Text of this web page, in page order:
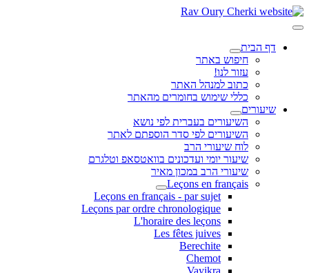
דף הבית
חיפוש באתר
עזור לנו!
כתוב למנהל האתר
כללי שימוש בחומרים מהאתר
שיעורים
השיעורים בעברית לפי נושא
השיעורים לפי סדר הוספתם לאתר
לוח שיעורי הרב
שיעור יומי ועדכונים בוואטסאפ וטלגרם
שיעורי הרב במכון מאיר
Leçons en français
Leçons en français - par sujet
Leçons par ordre chronologique
L'horaire des leçons
Les fêtes juives
Berechite
Chemot
Vayikra